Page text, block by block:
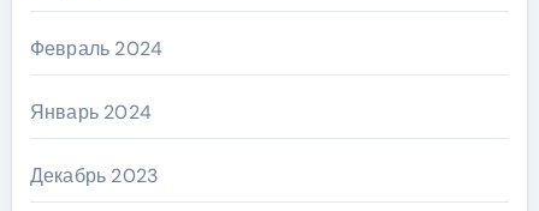
Февраль 2024
Январь 2024
Декабрь 2023